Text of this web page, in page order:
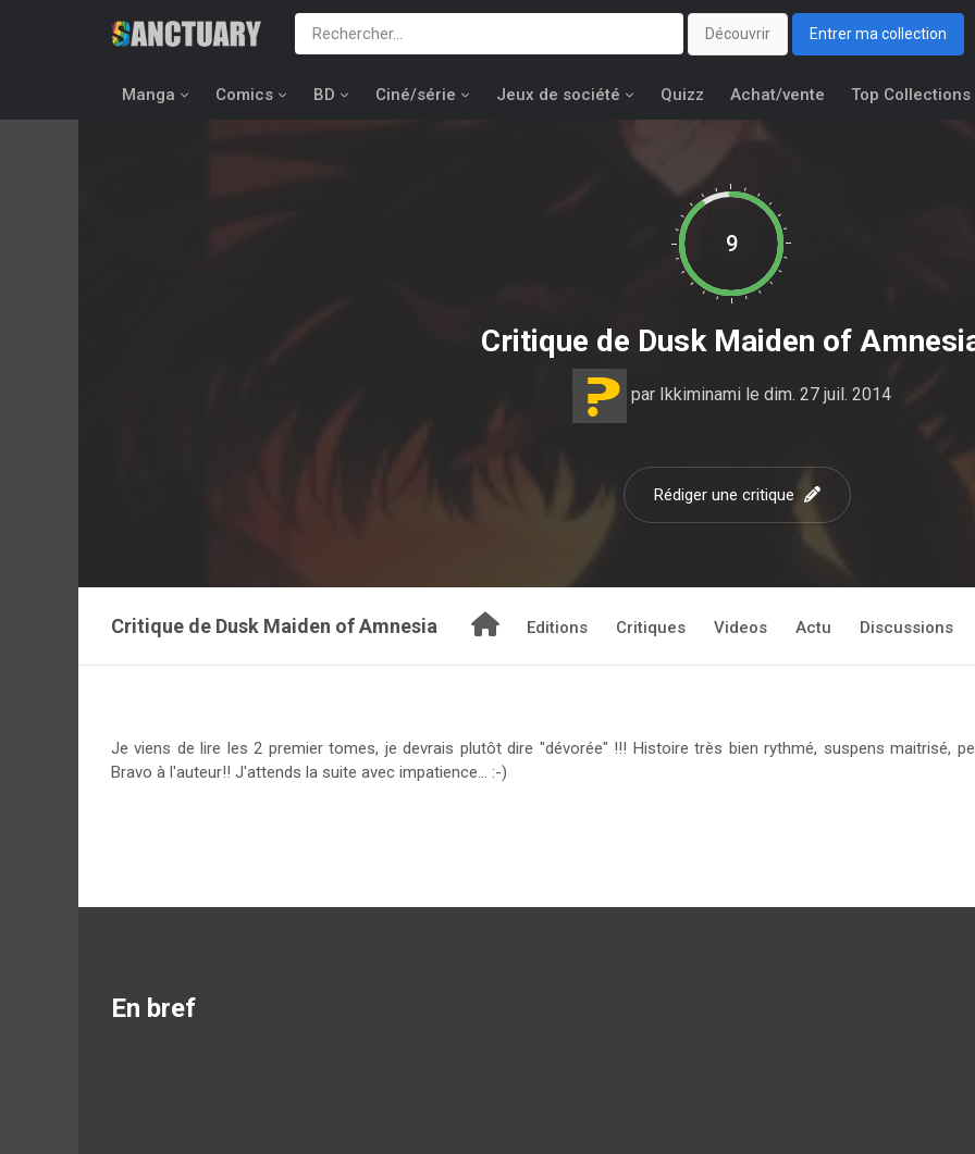
Découvrir Entrer ma collection
Manga Comics BD Ciné/série Jeux de société Quizz Achat/vente Top Collections
9
Critique de Dusk Maiden of
par Ikkiminamile dim. 27 juil. 2014
Rédiger une critique
Critique de Dusk Maiden of Amnesia Editions Critiques Videos Actu Discussions
Je viens de lire les 2 premier tomes, je devrais plutôt dire "dévorée" !!! Histoire très bien rythmé, suspens maitrisé,
Bravo à l'auteur!! J'attends la suite avec impatience... :-)
En bref